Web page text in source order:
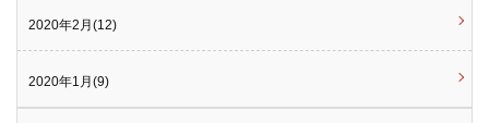
2020年2月(12)
2020年1月(9)